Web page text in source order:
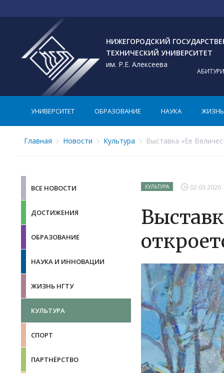
НИЖЕГОРОДСКИЙ
ТЕХНИЧЕСКИЙ УНИВЕРСИТЕТ
им. Р.Е. Алексеева
УНИВЕРСИТЕТ ОБРАЗОВАНИЕ НАУКА ЖИЗНЬ
Главная Новости Культура Выставка «Ее
ВСЕ НОВОСТИ
ДОСТИЖЕНИЯ
ОБРАЗОВАНИЕ
НАУКА И ИННОВАЦИИ
ЖИЗНЬ НГТУ
КУЛЬТУРА
СПОРТ
ПАРТНЁРСТВО
КУЛЬТУРА 02.03.2026